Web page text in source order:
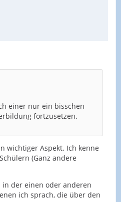
einer nur ein bisschen
fortzusetzen.
wichtiger Aspekt. Ich kenne
(Ganz andere
der einen oder anderen
ich sprach, die über den